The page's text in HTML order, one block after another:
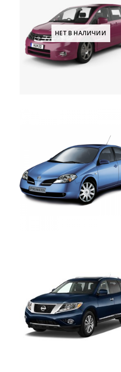
НЕТ В НАЛИЧИИ